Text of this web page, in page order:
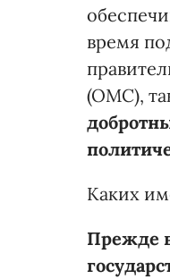
время
(ОМС),
Каких
Прежде